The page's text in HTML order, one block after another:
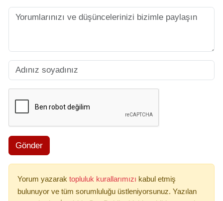
Gönder
Yorum yazarak topluluk kurallarımızı kabul etmiş
bulunuyor ve tüm sorumluluğu üstleniyorsunuz. Yazılan